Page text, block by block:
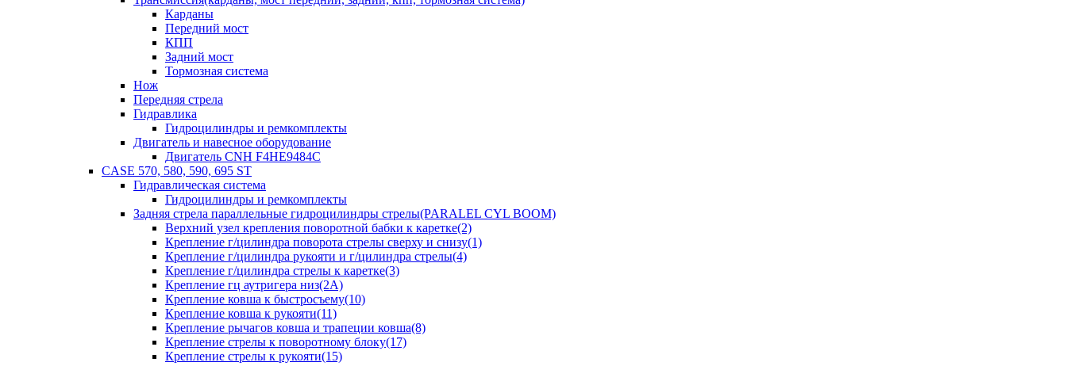
Карданы
Передний мост
КПП
Задний мост
Тормозная система
Нож
Передняя стрела
Гидравлика
Гидроцилиндры и ремкомплекты
Двигатель и навесное оборудование
Двигатель CNH F4HE9484C
CASE 570, 580, 590, 695 ST
Гидравлическая система
Гидроцилиндры и ремкомплекты
Задняя стрела параллельные гидроцилиндры стрелы(PARALEL CYL BOOM)
Верхний узел крепления поворотной бабки к каретке(2)
Крепление г/цилиндра поворота стрелы сверху и снизу(1)
Крепление г/цилиндра рукояти и г/цилиндра стрелы(4)
Крепление г/цилиндра стрелы к каретке(3)
Крепление гц аутригера низ(2А)
Крепление ковша к быстросъему(10)
Крепление ковша к рукояти(11)
Крепление рычагов ковша и трапеции ковша(8)
Крепление стрелы к поворотному блоку(17)
Крепление стрелы к рукояти(15)